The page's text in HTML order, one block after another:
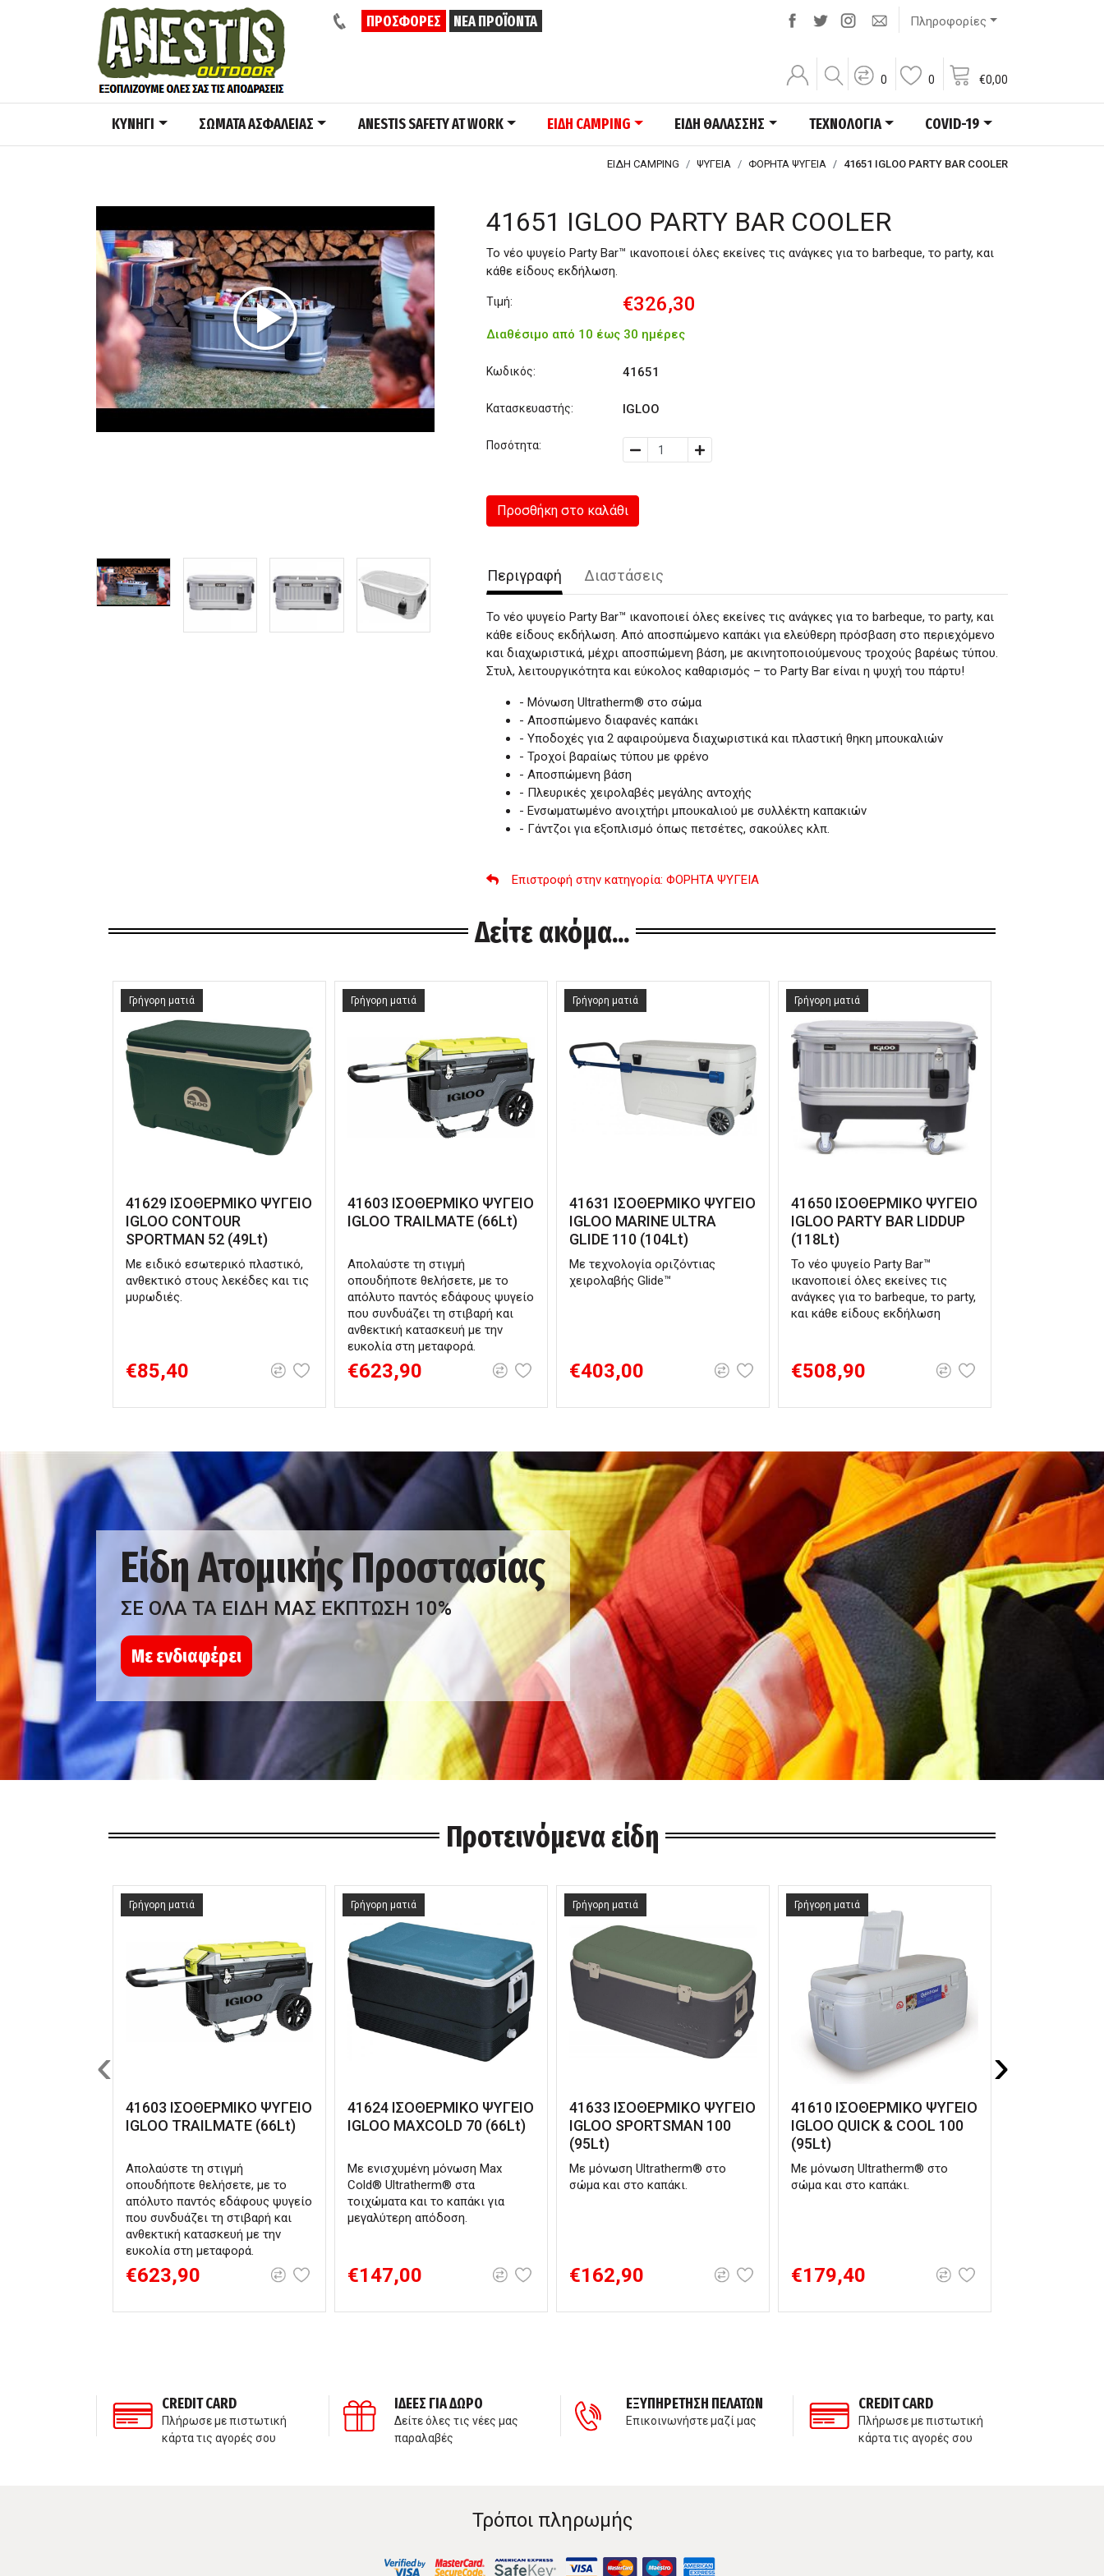
ΠΡΟΣΦΟΡΕΣ ΝΕΑ ΠΡΟΪΟΝΤΑ Πληροφορίες
0 0 €0,00
ΚΥΝΗΓΙ ΣΩΜΑΤΑ ΑΣΦΑΛΕΙΑΣ ANESTIS SAFETY AT WORK ΕΙΔΗ CAMPING ΕΙΔΗ ΘΑΛΑΣΣΗΣ ΤΕΧΝΟΛΟΓΙΑ COVID-19
ΕΙΔΗ CAMPING ΨΥΓΕΙΑ ΦΟΡΗΤΑ ΨΥΓΕΙΑ 41651 IGLOO PARTY BAR COOLER
41651 IGLOO PARTY BAR COOLER
Το νέο ψυγείο Party Bar™ ικανοποιεί όλες εκείνες τις ανάγκες για το barbeque, το party, και
κάθε είδους εκδήλωση.
Τιμή: €326,30
Διαθέσιμο από 10 έως 30 ημέρες
Κωδικός: 41651
Κατασκευαστής: IGLOO
Ποσότητα:
Προσθήκη στο καλάθι
Περιγραφή Διαστάσεις
Το νέο ψυγείο Party Bar™ ικανοποιεί όλες εκείνες τις ανάγκες για το barbeque, το party, και
κάθε είδους εκδήλωση. Από αποσπώμενο καπάκι για ελεύθερη πρόσβαση στο περιεχόμενο
και διαχωριστικά, μέχρι αποσπώμενη βάση, με ακινητοποιούμενους τροχούς βαρέως τύπου.
Στυλ, λειτουργικότητα και εύκολος καθαρισμός – το Party Bar είναι η ψυχή του πάρτυ!
- Μόνωση Ultratherm® στο σώμα
- Αποσπώμενο διαφανές καπάκι
- Υποδοχές για 2 αφαιρούμενα διαχωριστικά και πλαστική θηκη μπουκαλιών
- Τροχοί βαραίως τύπου με φρένο
- Αποσπώμενη βάση
- Πλευρικές χειρολαβές μεγάλης αντοχής
- Ενσωματωμένο ανοιχτήρι μπουκαλιού με συλλέκτη καπακιών
- Γάντζοι για εξοπλισμό όπως πετσέτες, σακούλες κλπ.
Επιστροφή στην κατηγορία: ΦΟΡΗΤΑ ΨΥΓΕΙΑ
Δείτε ακόμα...
41629 ΙΣΟΘΕΡΜΙΚΟ ΨΥΓΕΙΟ
IGLOO CONTOUR
SPORTMAN 52 (49Lt)
Με ειδικό εσωτερικό πλαστικό,
ανθεκτικό στους λεκέδες και τις
μυρωδιές.
€85,40
Γρήγορη ματιά
41603 ΙΣΟΘΕΡΜΙΚΟ ΨΥΓΕΙΟ
IGLOO TRAILMATE (66Lt)
Απολαύστε τη στιγμή
οπουδήποτε θελήσετε, με το
απόλυτο παντός εδάφους ψυγείο
που συνδυάζει τη στιβαρή και
ανθεκτική κατασκευή με την
ευκολία στη μεταφορά.
€623,90
Γρήγορη ματιά
41631 ΙΣΟΘΕΡΜΙΚΟ ΨΥΓΕΙΟ
IGLOO MARINE ULTRA
GLIDE 110 (104Lt)
Με τεχνολογία οριζόντιας
χειρολαβής Glide™
€403,00
Γρήγορη ματιά
41650 ΙΣΟΘΕΡΜΙΚΟ ΨΥΓΕΙΟ
IGLOO PARTY BAR LIDDUP
(118Lt)
Το νέο ψυγείο Party Bar™
ικανοποιεί όλες εκείνες τις
ανάγκες για το barbeque, το party,
και κάθε είδους εκδήλωση
€508,90
Γρήγορη ματιά
Είδη Ατομικής Προστασίας
ΣΕ ΟΛΑ ΤΑ ΕΙΔΗ ΜΑΣ ΕΚΠΤΩΣΗ 10%
Με ενδιαφέρει
Προτεινόμενα είδη
41603 ΙΣΟΘΕΡΜΙΚΟ ΨΥΓΕΙΟ
IGLOO TRAILMATE (66Lt)
Απολαύστε τη στιγμή
οπουδήποτε θελήσετε, με το
απόλυτο παντός εδάφους ψυγείο
που συνδυάζει τη στιβαρή και
ανθεκτική κατασκευή με την
ευκολία στη μεταφορά.
€623,90
Γρήγορη ματιά
41624 ΙΣΟΘΕΡΜΙΚΟ ΨΥΓΕΙΟ
IGLOO MAXCOLD 70 (66Lt)
Με ενισχυμένη μόνωση Max
Cold® Ultratherm® στα
τοιχώματα και το καπάκι για
μεγαλύτερη απόδοση.
€147,00
Γρήγορη ματιά
41633 ΙΣΟΘΕΡΜΙΚΟ ΨΥΓΕΙΟ
IGLOO SPORTSMAN 100
(95Lt)
Με μόνωση Ultratherm® στο
σώμα και στο καπάκι.
€162,90
Γρήγορη ματιά
41610 ΙΣΟΘΕΡΜΙΚΟ ΨΥΓΕΙΟ
IGLOO QUICK & COOL 100
(95Lt)
Με μόνωση Ultratherm® στο
σώμα και στο καπάκι.
€179,40
Γρήγορη ματιά
‹ ›
CREDIT CARD
Πλήρωσε με πιστωτική
κάρτα τις αγορές σου
ΙΔΕΕΣ ΓΙΑ ΔΩΡΟ
Δείτε όλες τις νέες μας
παραλαβές
ΕΞΥΠΗΡΕΤΗΣΗ ΠΕΛΑΤΩΝ
Επικοινωνήστε μαζί μας
CREDIT CARD
Πλήρωσε με πιστωτική
κάρτα τις αγορές σου
Τρόποι πληρωμής